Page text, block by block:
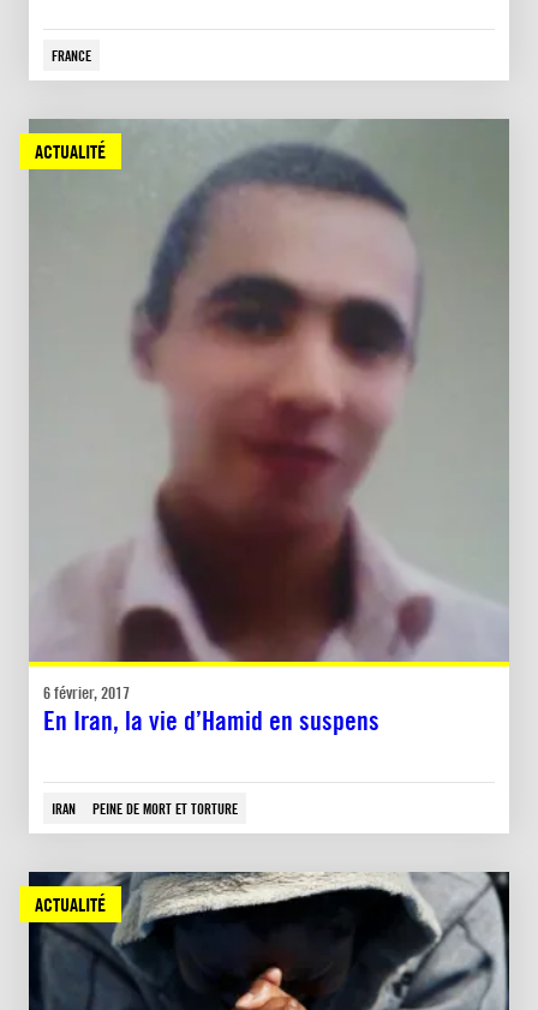
FRANCE
ACTUALITÉ
6 février, 2017
En Iran, la vie d’Hamid en suspens
IRAN PEINE DE MORT ET TORTURE
ACTUALITÉ